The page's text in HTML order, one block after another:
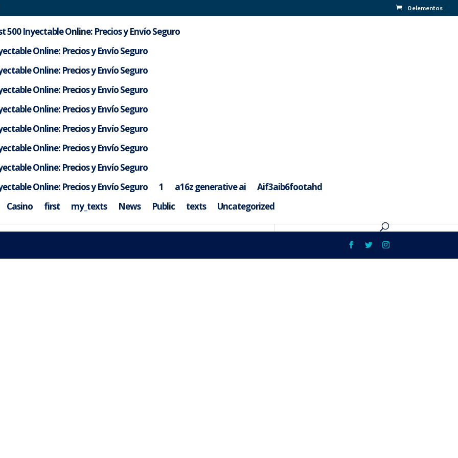
0 elementos
500 Inyectable Online: Precios y Envío Seguro
Online: Precios y Envío Seguro
Online: Precios y Envío Seguro
Online: Precios y Envío Seguro
Online: Precios y Envío Seguro
Online: Precios y Envío Seguro
Online: Precios y Envío Seguro
Online: Precios y Envío Seguro
Online: Precios y Envío Seguro
1 a16z generative ai
Aif3aib6footahd
Casino first my_texts News Public texts Uncategorized
perfeccionar su búsqueda o utilice la navegación para localizar la